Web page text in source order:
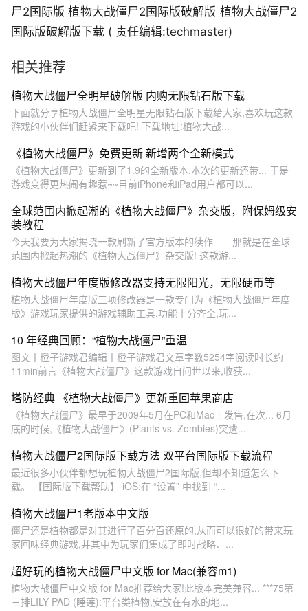
尸2国际版 植物大战僵尸2国际版破解版 植物大战僵尸2
国际版破解版下载 ( 责任编辑:techmaster)
相关推荐
植物大战僵尸全明星破解版 内购无限钻石版下载
下面就分享植物大战僵尸全明星无限钻石版下载给大家,喜欢玩这款
游戏的小伙伴们赶紧来下载吧! 下载地址:植物大战...
《植物大战僵尸》免费更新 新增两个全新模式
《植物大战僵尸》更新到了1.9的全新版本,本次的更新还带... 于是
游戏变得更热闹有趣惹~~目前iPhone和iPad用户都可以...
全球范围内掀起潮的《植物大战僵尸》杂交版，附保姆级安
装教程
今天我要为大家揭晓一款刷新了官方版本的续作——那就是在全球
范围内掀起热潮的《植物大战僵尸》杂交版! 这款游...
植物大战僵尸年度版修改器支持无限阳光，无限硬币等
植物大战僵尸年度版三项修改器是一款专门为《植物大战僵尸年度
版》游戏玩家提供的游戏辅助工具,功能十分齐全,玩...
10 年经典回顾：“植物大战僵尸”重温
图文丨橙子游戏君编辑丨橙子游戏君文章字数5254字阅读时长约
11min前言《植物大战僵尸》这款游戏自问世以来,收获...
塔防经典 《植物大战僵尸》更新重回苹果商店
《植物大战僵尸》最早于2009年5月在PC和Mac上发售,在次... 6月
底的时候,《植物大战僵尸》(Plants vs. Zombies)突遭...
植物大战僵尸2国际版下载方法 双平台国际版下载流程
最近很多小伙伴都想玩植物大战僵尸2国际版,但却不知道怎么下
载。 【国际版下载帮助】 iOS:在 “设置” 中找到 “...
植物大战僵尸1老版本中文版
僵尸还是植物都是对其进行了百分百还原的,从而可以很好的带来玩
家回味经典游戏,并其中为玩家们集成了即时战略、...
超好玩的植物大战僵尸中文版 for Mac(兼容m1)
植物大战僵尸中文版 for Mac推荐给大家!此版本完美兼容... ***75第
三排LILY PAD (睡莲):平台类植物,安放在有水的地...